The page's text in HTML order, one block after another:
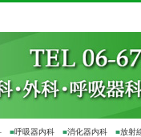
■呼吸器内科 ■消化器内科 ■放射